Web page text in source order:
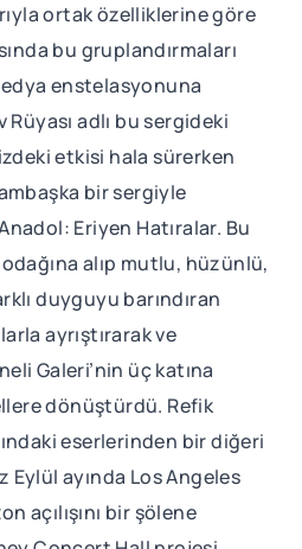
ortak özelliklerine göre
bu gruplandırmaları
enstelasyonuna
adlı bu sergideki
etkisi hala sürerken
bir sergiyle
Eriyen Hatıralar. Bu
alıp mutlu, hüzünlü,
duyguyu barındıran
ayrıştırarak ve
Galeri’nin üç katına
dönüştürdü. Refik
eserlerinden bir diğeri
Eylül ayında Los Angeles
açılışını bir şölene